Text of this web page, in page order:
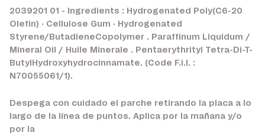
2039201 01 - Ingredients : Hydrogenated Poly(C6-20
Olefin) · Cellulose Gum · Hydrogenated
Styrene/ButadieneCopolymer . Paraffinum Liquidum /
Mineral Oil / Huile Minerale . Pentaerythrityl Tetra-Di-T-
ButylHydroxyhydrocinnamate. (Code F.i.l. :
N70055061/1).
Despega con cuidado el parche retirando la placa a lo
largo de la línea de puntos. Aplica por la mañana y/o
por la